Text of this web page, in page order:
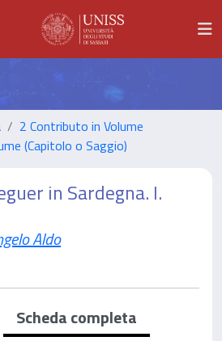
2 Contributo in Volume
(Capitolo o Saggio)
in Sardegna. I.
Aldo
Scheda completa